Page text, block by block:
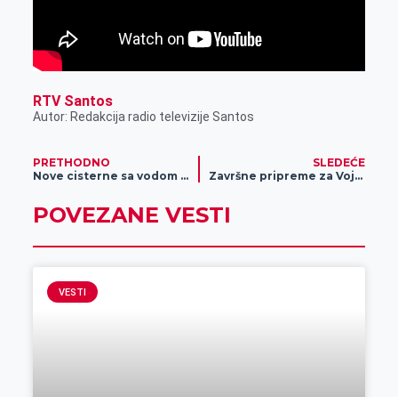
RTV Santos
Autor: Redakcija radio televizije Santos
PRETHODNO
Nove cisterne sa vodom na Vojnoj paradi
SLEDEĆE
Završne pripreme za Vojnu paradu
POVEZANE VESTI
VESTI